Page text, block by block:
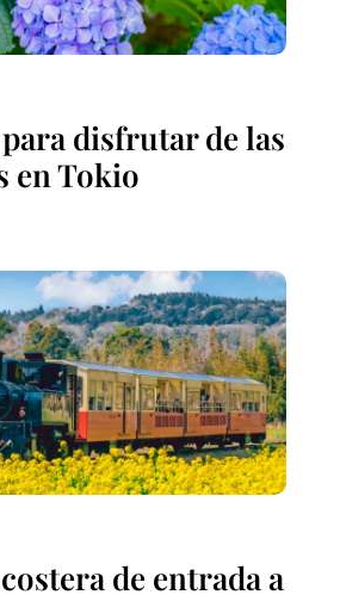
para disfrutar de las
en Tokio
de entrada a